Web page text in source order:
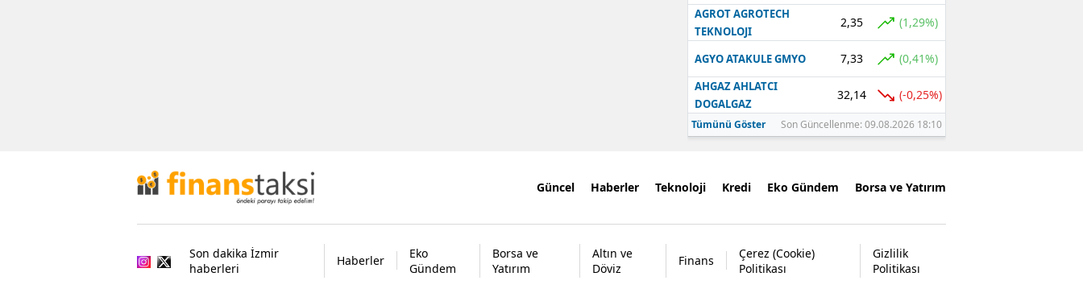
AGROT AGROTECH
TEKNOLOJI
2,35 (1,29%)
AGYO ATAKULE GMYO 7,33 (0,41%)
AHGAZ AHLATCI
DOGALGAZ
32,14 (-0,25%)
Tümünü Göster Son Güncellenme: 09.08.2026 18:10
Güncel Haberler Teknoloji Kredi Eko Gündem Borsa ve Yatırım
Son dakika İzmir
haberleri
Haberler
Eko
Gündem
Borsa ve
Yatırım
Altın ve
Döviz
Finans
Çerez (Cookie)
Politikası
Gizlilik
Politikası